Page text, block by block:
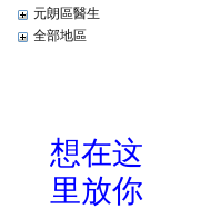
元朗區醫生
全部地區